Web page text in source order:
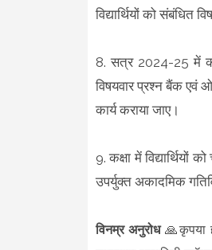
विद्यार्थियों को संबंधित
8. सत्र 2024-25 में
विषयवार प्रश्न बैंक एवं
कार्य कराया जाए।
9. कक्षा में
उपर्युक्त अकादमिक
विनम्र अनुरोध🙏कृपया